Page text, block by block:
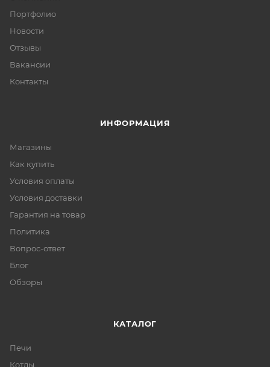
Портфолио
Новости
Отзывы
Вакансии
Контакты
ИНФОРМАЦИЯ
Магазины
Как купить
Условия оплаты
Условия доставки
Гарантия на товар
Политика
Вопрос-ответ
Блог
Обзоры
КАТАЛОГ
Печи
Котлы